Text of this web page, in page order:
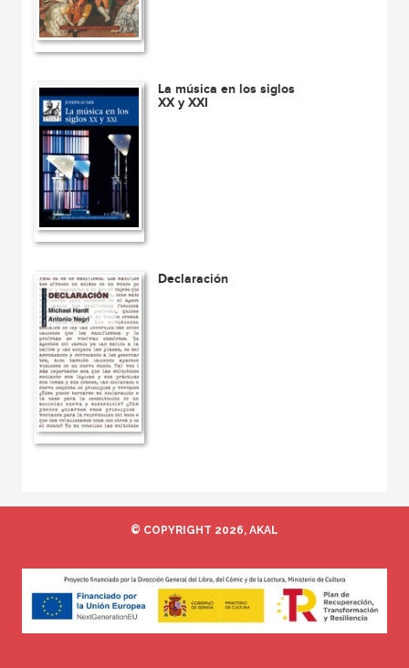
La música en los siglos
XX y XXI
Declaración
© COPYRIGHT 2026, AKAL